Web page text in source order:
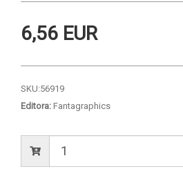
6,56 EUR
SKU:56919
Editora: Fantagraphics